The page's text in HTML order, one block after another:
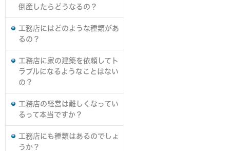
倒産したらどうなるの？
工務店にはどのような種類があ
るの？
工務店に家の建築を依頼してト
ラブルになるようなことはない
の？
工務店の経営は難しくなってい
るって本当ですか？
工務店にも種類はあるのでしょ
うか？